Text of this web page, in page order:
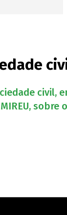
civil,